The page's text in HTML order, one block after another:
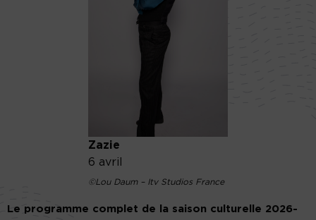
Zazie
6 avril
©Lou Daum – Itv Studios France
Le programme complet de la saison culturelle 2026-